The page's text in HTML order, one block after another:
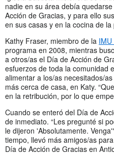
nadie en su área debía
Acción de Gracias, y para ello
en sus casas y en la cocina de
Kathy Fraser, miembro de la
programa en 2008, mientras
a otros/as el Día de Acción de
esfuerzos de toda la comunidad
alimentar a los/as necesitados/
más cerca de casa, en Katy.
en la retribución, por lo que
Cuando se enteró del Día de
de inmediato. “Les pregunté si
le dijeron 'Absolutamente.
tiempo, llevó más amigos/as
Día de Acción de Gracias en